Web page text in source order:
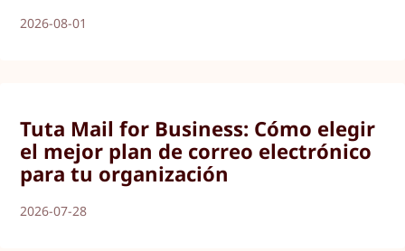
2026-08-01
Tuta Mail for Business: Cómo elegir
el mejor plan de correo electrónico
para tu organización
2026-07-28